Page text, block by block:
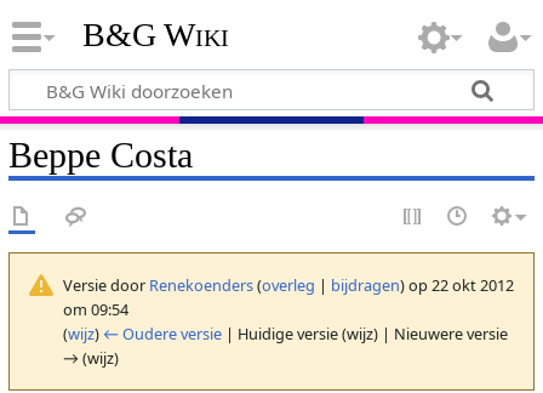
B&G Wiki
Beppe Costa
Versie door Renekoenders(overleg | bijdragen)op 22 okt 2012
om 09:54
(wijz) ← Oudere versie| Huidige versie (wijz) | Nieuwere versie
→ (wijz)